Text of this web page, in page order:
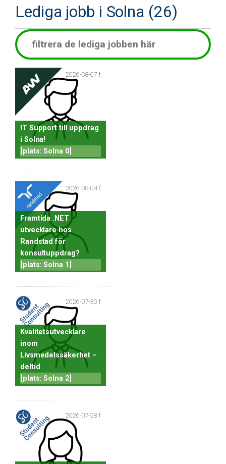
Lediga jobb i Solna (26)
2026-08-07 f
IT Support till uppdrag
i Solna!
[plats: Solna 0]
2026-08-04 f
Framtida .NET
utvecklare hos
Randstad för
konsultuppdrag?
[plats: Solna 1]
2026-07-30 f
Kvalitetsutvecklare
inom
Livsmedelssäkerhet –
deltid
[plats: Solna 2]
2026-07-28 f